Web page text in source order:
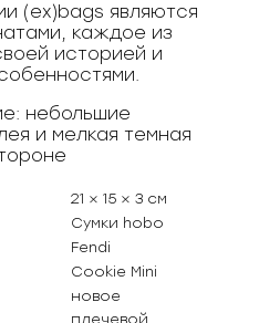
(ex)bags являются
каждое из
историей и
небольшие
и мелкая темная
21 × 15 × 3 см
Сумки hobo
Fendi
Cookie Mini
новое
плечевой